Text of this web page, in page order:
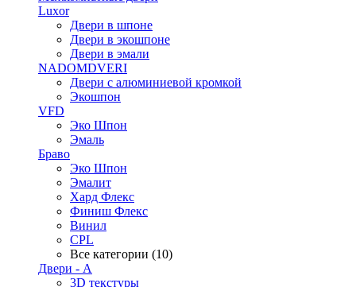
Luxor
Двери в шпоне
Двери в экошпоне
Двери в эмали
NADOMDVERI
Двери с алюминиевой кромкой
Экошпон
VFD
Эко Шпон
Эмаль
Браво
Эко Шпон
Эмалит
Хард Флекс
Финиш Флекс
Винил
CPL
Все категории (10)
Двери - А
3D текстуры